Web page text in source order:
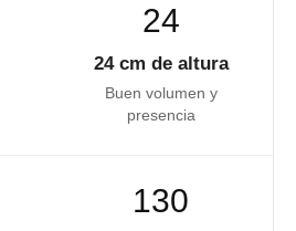
24
24 cm de altura
Buen volumen y
presencia
130